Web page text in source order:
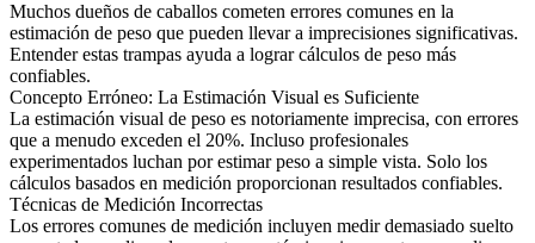
Muchos dueños de caballos cometen errores comunes en la
estimación de peso que pueden llevar a imprecisiones significativas.
Entender estas trampas ayuda a lograr cálculos de peso más
confiables.
Concepto Erróneo: La Estimación Visual es Suficiente
La estimación visual de peso es notoriamente imprecisa, con errores
que a menudo exceden el 20%. Incluso profesionales
experimentados luchan por estimar peso a simple vista. Solo los
cálculos basados en medición proporcionan resultados confiables.
Técnicas de Medición Incorrectas
Los errores comunes de medición incluyen medir demasiado suelto